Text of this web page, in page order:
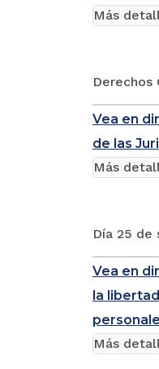
Derechos
Más
Vea en
de las
Día 25 de
Más
Vea en
la
Más